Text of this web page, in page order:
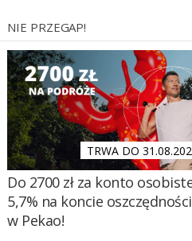
NIE PRZEGAP!
TRWA DO
Do 2700 zł za konto
5,7% na koncie
w Pekao!